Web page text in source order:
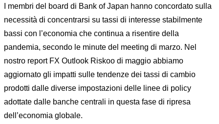
I membri del board di Bank of Japan hanno concordato sulla
necessità di concentrarsi su tassi di interesse stabilmente
bassi con l’economia che continua a risentire della
pandemia, secondo le minute del meeting di marzo. Nel
nostro report FX Outlook Riskoo di maggio abbiamo
aggiornato gli impatti sulle tendenze dei tassi di cambio
prodotti dalle diverse impostazioni delle linee di policy
adottate dalle banche centrali in questa fase di ripresa
dell’economia globale.